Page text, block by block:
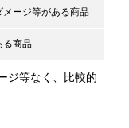
ージ等がある商品
る商品
ジ等なく、比較的